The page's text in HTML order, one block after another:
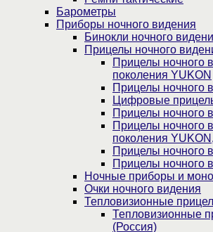
Барометры
Приборы ночного видения
Бинокли ночного
Прицелы ночного
Прицелы ночного
поколения YUKON
Прицелы ночного
Цифровые
Прицелы ночного
Прицелы ночного
поколения
Прицелы ночного
Прицелы ночного
Ночные приборы и
Очки ночного видения
Тепловизионные
Тепловизионные
(Россия)